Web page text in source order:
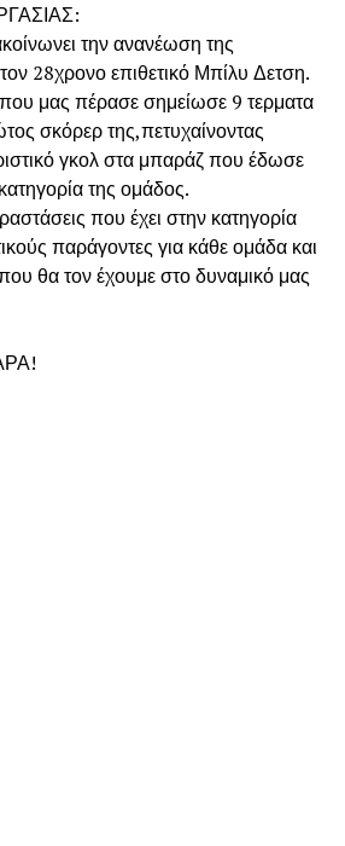
την ανανέωση της
28χρονο επιθετικό Μπίλυ Δετση.
μας πέρασε σημείωσε 9 τερματα
σκόρερ της,πετυχαίνοντας
γκολ στα μπαράζ που έδωσε
της ομάδος.
που έχει στην κατηγορία
παράγοντες για κάθε ομάδα και
θα τον έχουμε στο δυναμικό μας